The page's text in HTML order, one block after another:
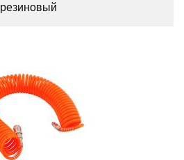
резиновый